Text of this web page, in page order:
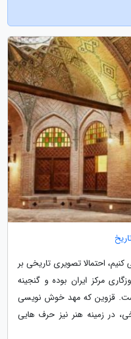
احتمالا تصویری تاریخی بر
مرکز ایران بوده و گنجینه
قزوین که مهد خوش نویسی
در زمینه هنر نیز حرف هایی